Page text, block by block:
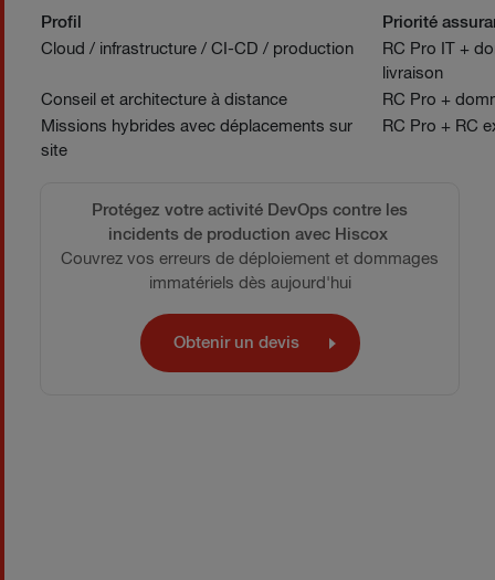
Profil
Priorité
Cloud / infrastructure / CI-CD / production
RC Pro IT +
livraison
Conseil et architecture à distance
RC Pro +
Missions hybrides avec déplacements sur
site
RC Pro + RC
Protégez votre activité DevOps contre les
incidents de production avec Hiscox
Couvrez vos erreurs de déploiement et dommages
immatériels dès aujourd'hui
Obtenir un devis